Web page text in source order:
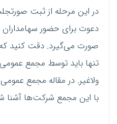
در این مرحله از ثبت
دعوت برای حضور
صورت می‌گیرد. دقت کنید
تنها باید توسط مجمع عمومی
ولاغیر. در مقاله مجمع
با این مجمع شرکت‌ها آشنا